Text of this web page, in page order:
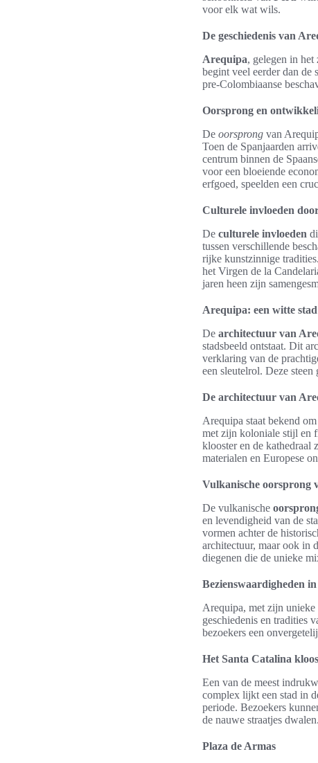
voor elk wat wils.
De geschiedenis van
Arequipa, gelegen in het
begint veel eerder dan de
pre-Colombiaanse
Oorsprong en
De oorsprong van
Toen de Spanjaarden
centrum binnen de
voor een bloeiende
erfgoed, speelden een
Culturele invloeden
De culturele invloeden
tussen verschillende
rijke kunstzinnige
het Virgen de la
jaren heen zijn
Arequipa: een witte
De architectuur van
stadsbeeld ontstaat. Dit
verklaring van de
een sleutelrol. Deze
De architectuur van
Arequipa staat bekend
met zijn koloniale stijl en
klooster en de kathedraal
materialen en Europese
Vulkanische oorsprong
De vulkanische
en levendigheid van de
vormen achter de
architectuur, maar ook in
diegenen die de unieke
Bezienswaardigheden
Arequipa, met zijn
geschiedenis en tradities
bezoekers een
Het Santa Catalina
Een van de meest
complex lijkt een stad in
periode. Bezoekers
de nauwe straatjes dwalen.
Plaza de Armas